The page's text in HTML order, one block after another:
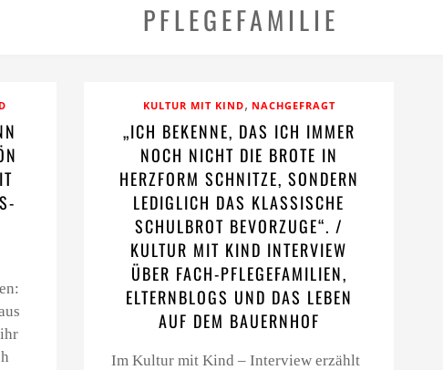
PFLEGEFAMILIE
KULTUR MIT KIND, NACHGEFRAGT
„ICH BEKENNE, DAS ICH IMMER
NOCH NICHT DIE BROTE IN
HERZFORM SCHNITZE, SONDERN
LEDIGLICH DAS KLASSISCHE
SCHULBROT BEVORZUGE“. /
KULTUR MIT KIND INTERVIEW
ÜBER FACH-PFLEGEFAMILIEN,
ELTERNBLOGS UND DAS LEBEN
AUF DEM BAUERNHOF
Im Kultur mit Kind – Interview erzählt